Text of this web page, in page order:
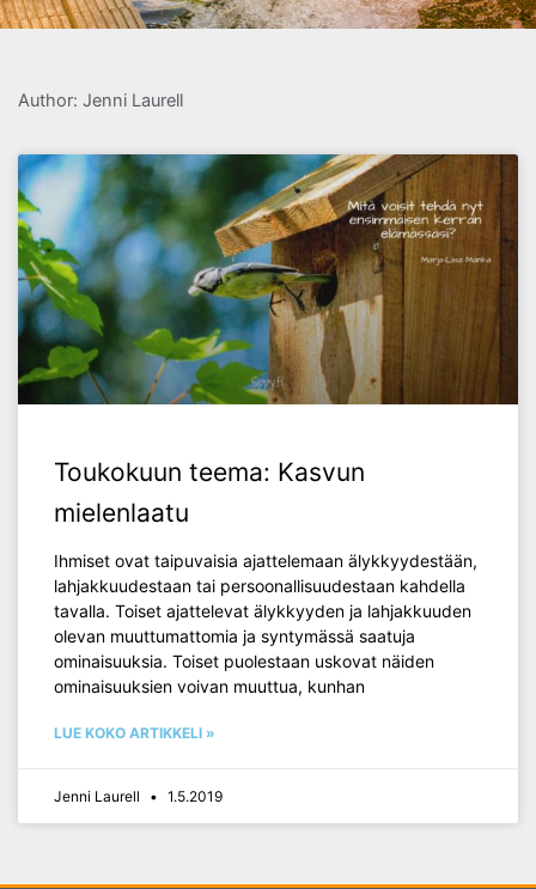
Author: Jenni Laurell
Toukokuun teema: Kasvun
mielenlaatu
Ihmiset ovat taipuvaisia ajattelemaan älykkyydestään,
lahjakkuudestaan tai persoonallisuudestaan kahdella
tavalla. Toiset ajattelevat älykkyyden ja lahjakkuuden
olevan muuttumattomia ja syntymässä saatuja
ominaisuuksia. Toiset puolestaan uskovat näiden
ominaisuuksien voivan muuttua, kunhan
LUE KOKO ARTIKKELI »
Jenni Laurell 1.5.2019